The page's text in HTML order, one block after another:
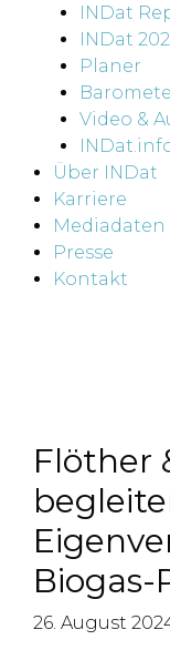
INDat
INDat
Planer
Video &
Über INDat
Karriere
Mediadaten
Presse
Kontakt
Flöther
Biogas-
26. August